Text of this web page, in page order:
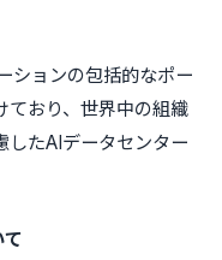
ションの包括的なポー
ており、世界中の組織
したAIデータセンター